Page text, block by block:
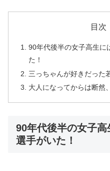
目次
90年代後半の女子高生に
た！
三っちゃんが好きだった
大人になってからは断然
90年代後半の女子
選手がいた！